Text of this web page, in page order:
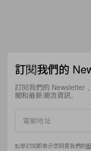
訂閱我們的
訂閱我們的 Newsletter
聞和最新潮流資訊。
點擊訂閱即表示您同意我們的